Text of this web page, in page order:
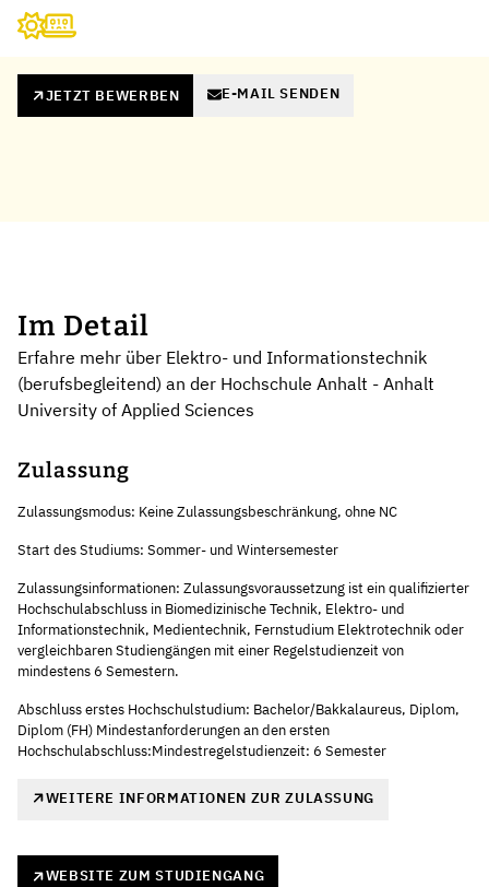
JETZT BEWERBEN E-MAIL SENDEN
Im Detail
Erfahre mehr über Elektro- und Informationstechnik
(berufsbegleitend) an der Hochschule Anhalt - Anhalt
University of Applied Sciences
Zulassung
Zulassungsmodus: Keine Zulassungsbeschränkung, ohne NC
Start des Studiums: Sommer- und Wintersemester
Zulassungsinformationen: Zulassungsvoraussetzung ist ein qualifizierter
Hochschulabschluss in Biomedizinische Technik, Elektro- und
Informationstechnik, Medientechnik, Fernstudium Elektrotechnik oder
vergleichbaren Studiengängen mit einer Regelstudienzeit von
mindestens 6 Semestern.
Abschluss erstes Hochschulstudium: Bachelor/Bakkalaureus, Diplom,
Diplom (FH) Mindestanforderungen an den ersten
Hochschulabschluss:Mindestregelstudienzeit: 6 Semester
WEITERE INFORMATIONEN ZUR ZULASSUNG
WEBSITE ZUM STUDIENGANG